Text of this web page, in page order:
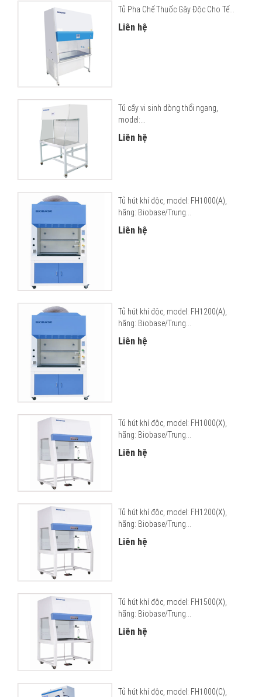
Tủ Pha Chế Thuốc Gây Độc Cho Tế...
Liên hệ
Tủ cấy vi sinh dòng thổi ngang,
model:...
Liên hệ
Tủ hút khí độc, model: FH1000(A),
hãng: Biobase/Trung...
Liên hệ
Tủ hút khí độc, model: FH1200(A),
hãng: Biobase/Trung...
Liên hệ
Tủ hút khí độc, model: FH1000(X),
hãng: Biobase/Trung...
Liên hệ
Tủ hút khí độc, model: FH1200(X),
hãng: Biobase/Trung...
Liên hệ
Tủ hút khí độc, model: FH1500(X),
hãng: Biobase/Trung...
Liên hệ
Tủ hút khí độc, model: FH1000(C),